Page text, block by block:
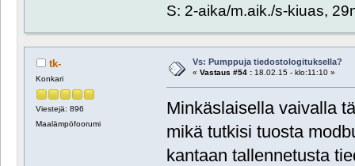
S: 2-aika/m.aik./s-kiuas,
tk-
Konkari
Viestejä: 896
Maalämpöfoorumi
Vs: Pumppuja tiedostologituksella?
« Vastaus #54 :18.02.15 - klo:11:10 »
Minkäslaisella vaivalla
mikä tutkisi tuosta
kantaan tallennetusta